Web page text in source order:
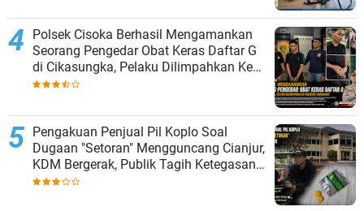
Polsek Cisoka Berhasil Mengamankan
Seorang Pengedar Obat Keras Daftar G
di Cikasungka, Pelaku Dilimpahkan Ke
Polresta Tangerang
Pengakuan Penjual Pil Koplo Soal
Dugaan "Setoran" Mengguncang Cianjur,
KDM Bergerak, Publik Tagih Ketegasan
Polda Jabar